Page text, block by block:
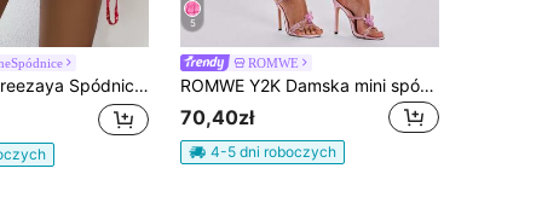
Spódnica z falbaną na dole i drobnymi kwiatowymi marszczeniami, stroje na plażę, wakacje, kobiety
5
ROMWE
ROMWE Y2K Damska mini spódniczka typu cake na wiosnę/lato, seksowna i odważna, z gradientowym nadrukiem, zdobiona cyrkoniami w pasie i falbaną na dole, na wakacje
70,40zł
4-5 dni roboczych